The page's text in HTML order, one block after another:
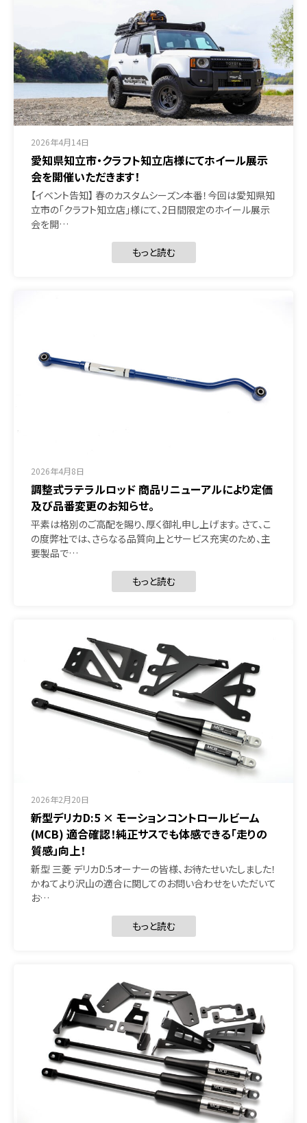
2026年4月14日
愛知県知立市・クラフト知立店様にてホイール展示
会を開催いただきます！
【イベント告知】 春のカスタムシーズン本番！今回は愛知県知
立市の「クラフト知立店」様にて、2日間限定のホイール展示
会を開…
もっと読む
2026年4月8日
調整式ラテラルロッド 商品リニューアルにより定価
及び品番変更のお知らせ。
平素は格別のご高配を賜り、厚く御礼申し上げます。 さて、こ
の度弊社では、さらなる品質向上とサービス充実のため、主
要製品で…
もっと読む
2026年2月20日
新型デリカD:5 × モーションコントロールビーム
(MCB) 適合確認！純正サスでも体感できる「走りの
質感」向上！
新型 三菱 デリカD:5オーナーの皆様、お待たせいたしました！
かねてより沢山の適合に関してのお問い合わせをいただいて
お…
もっと読む